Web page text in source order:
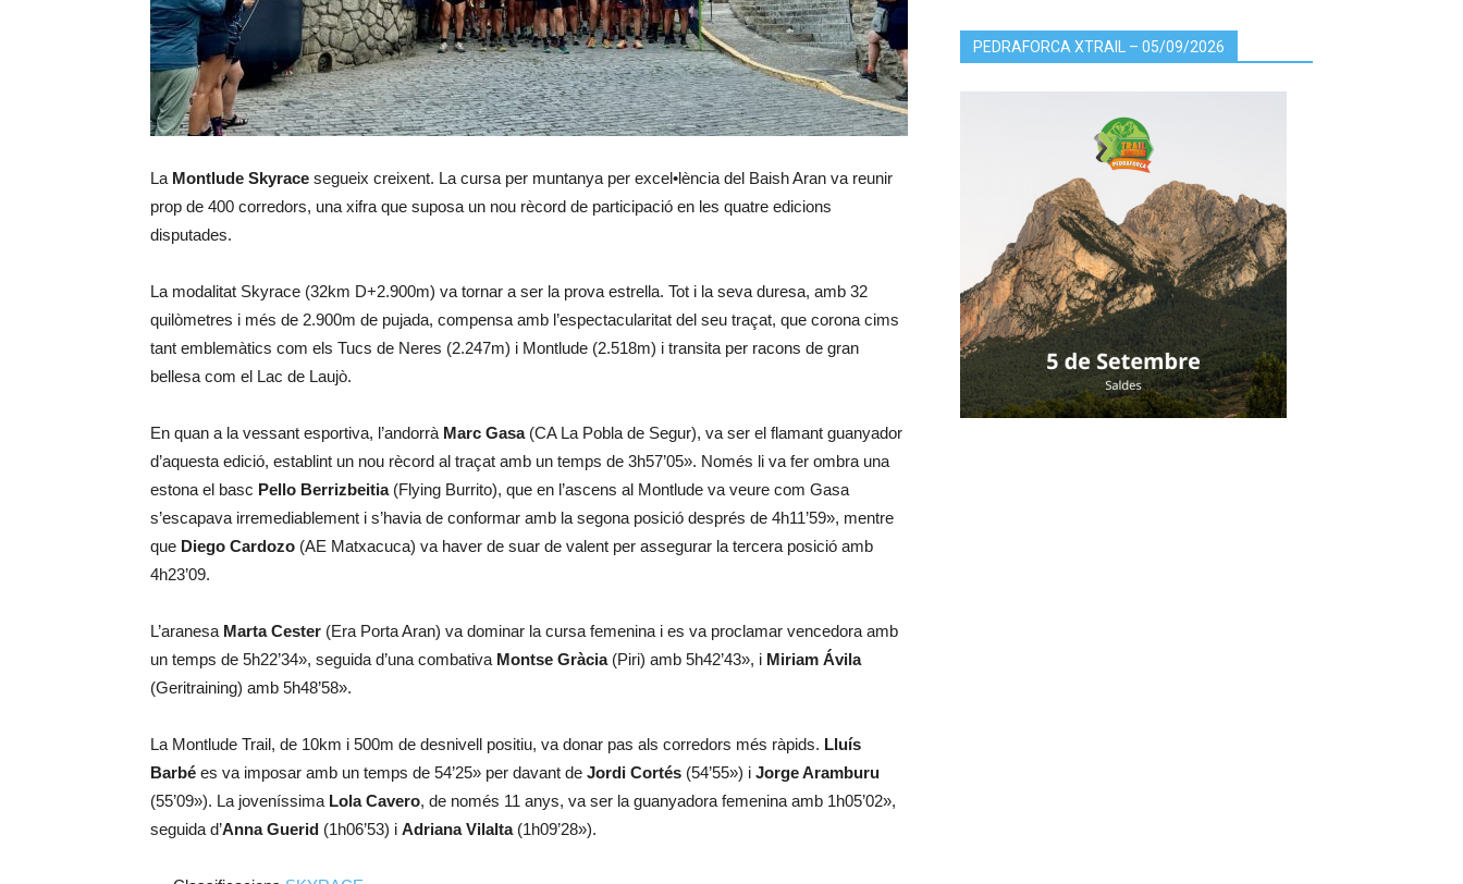
La Montlude Skyrace segueix creixent. La cursa per muntanya per excel•lència del Baish Aran va reunir
prop de 400 corredors, una xifra que suposa un nou rècord de participació en les quatre edicions
disputades.
La modalitat Skyrace (32km D+2.900m) va tornar a ser la prova estrella. Tot i la seva duresa, amb 32
quilòmetres i més de 2.900m de pujada, compensa amb l’espectacularitat del seu traçat, que corona cims
tant emblemàtics com els Tucs de Neres (2.247m) i Montlude (2.518m) i transita per racons de gran
bellesa com el Lac de Laujò.
En quan a la vessant esportiva, l’andorrà Marc Gasa(CA La Pobla de Segur), va ser el flamant guanyador
d’aquesta edició, establint un nou rècord al traçat amb un temps de 3h57’05». Només li va fer ombra una
estona el basc Pello Berrizbeitia(Flying Burrito), que en l’ascens al Montlude va veure com Gasa
s’escapava irremediablement i s’havia de conformar amb la segona posició després de 4h11’59», mentre
que Diego Cardozo (AE Matxacuca) va haver de suar de valent per assegurar la tercera posició amb
4h23’09.
L’aranesa Marta Cester (Era Porta Aran) va dominar la cursa femenina i es va proclamar vencedora amb
un temps de 5h22’34», seguida d’una combativa Montse Gràcia(Piri) amb 5h42’43», i Miriam Ávila
(Geritraining) amb 5h48’58».
La Montlude Trail, de 10km i 500m de desnivell positiu, va donar pas als corredors més ràpids. Lluís
Barbé es va imposar amb un temps de 54’25» per davant de Jordi Cortés (54’55») i Jorge Aramburu
(55’09»). La joveníssima Lola Cavero, de només 11 anys, va ser la guanyadora femenina amb 1h05’02»,
seguida d’Anna Guerid (1h06’53) i Adriana Vilalta(1h09’28»).
PEDRAFORCA XTRAIL – 05/09/2026